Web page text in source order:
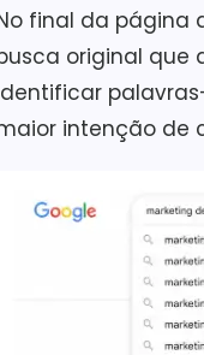
final da página
original que
intenção de